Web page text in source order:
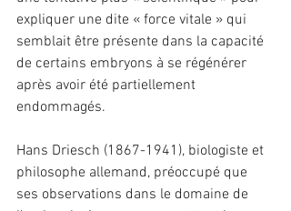
expliquer une dite « force vitale » qui
semblait être présente dans la capacité
de certains embryons à se régénérer
après avoir été partiellement
endommagés.
Hans Driesch (1867-1941), biologiste et
philosophe allemand, préoccupé que
ses observations dans le domaine de